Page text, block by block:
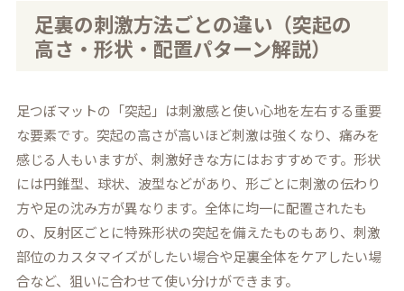
足裏の刺激方法ごとの違い（突起の
高さ・形状・配置パターン解説）
足つぼマットの「突起」は刺激感と使い心地を左右する重要
な要素です。突起の高さが高いほど刺激は強くなり、痛みを
感じる人もいますが、刺激好きな方にはおすすめです。形状
には円錐型、球状、波型などがあり、形ごとに刺激の伝わり
方や足の沈み方が異なります。全体に均一に配置されたも
の、反射区ごとに特殊形状の突起を備えたものもあり、刺激
部位のカスタマイズがしたい場合や足裏全体をケアしたい場
合など、狙いに合わせて使い分けができます。